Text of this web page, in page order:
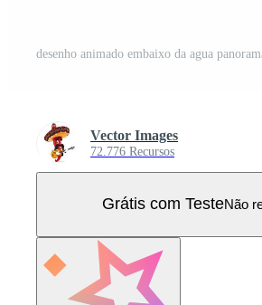
Vector Images
72.776 Recursos
Grátis com TesteNão